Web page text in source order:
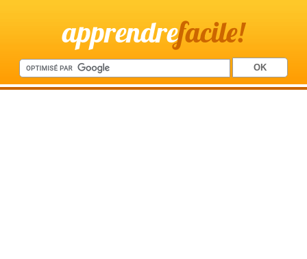
apprendrefacile!